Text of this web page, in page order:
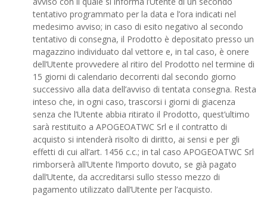
tentativo programmato per la data e l’ora indicati nel
medesimo avviso; in caso di esito negativo al secondo
tentativo di consegna, il Prodotto è depositato presso un
magazzino individuato dal vettore e, in tal caso, è onere
dell’Utente provvedere al ritiro del Prodotto nel termine di
15 giorni di calendario decorrenti dal secondo giorno
successivo alla data dell’avviso di tentata consegna. Resta
inteso che, in ogni caso, trascorsi i giorni di giacenza
senza che l’Utente abbia ritirato il Prodotto, quest’ultimo
sarà restituito a APOGEOATWC Srl e il contratto di
acquisto si intenderà risolto di diritto, ai sensi e per gli
effetti di cui all’art. 1456 c.c.; in tal caso APOGEOATWC Srl
rimborserà all’Utente l’importo dovuto, se già pagato
dall’Utente, da accreditarsi sullo stesso mezzo di
pagamento utilizzato dall’Utente per l’acquisto.